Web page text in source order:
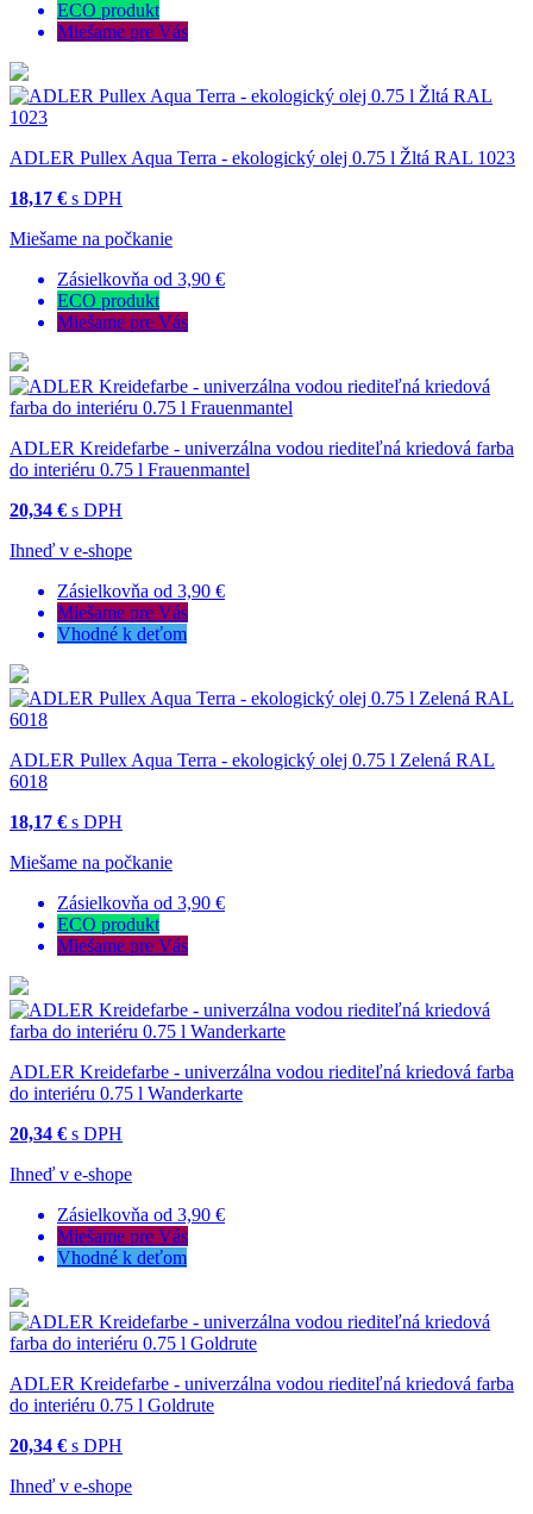
ECO produkt
Miešame pre Vás
ADLER Pullex Aqua Terra - ekologický olej 0.75 l Žltá RAL 1023
18,17 € s DPH
Miešame na počkanie
Zásielkovňa od 3,90 €
ECO produkt
Miešame pre Vás
ADLER Kreidefarbe - univerzálna vodou riediteľná kriedová farba
do interiéru 0.75 l Frauenmantel
20,34 € s DPH
Ihneď v e-shope
Zásielkovňa od 3,90 €
Miešame pre Vás
Vhodné k deťom
ADLER Pullex Aqua Terra - ekologický olej 0.75 l Zelená RAL
6018
18,17 € s DPH
Miešame na počkanie
Zásielkovňa od 3,90 €
ECO produkt
Miešame pre Vás
ADLER Kreidefarbe - univerzálna vodou riediteľná kriedová farba
do interiéru 0.75 l Wanderkarte
20,34 € s DPH
Ihneď v e-shope
Zásielkovňa od 3,90 €
Miešame pre Vás
Vhodné k deťom
ADLER Kreidefarbe - univerzálna vodou riediteľná kriedová farba
do interiéru 0.75 l Goldrute
20,34 € s DPH
Ihneď v e-shope